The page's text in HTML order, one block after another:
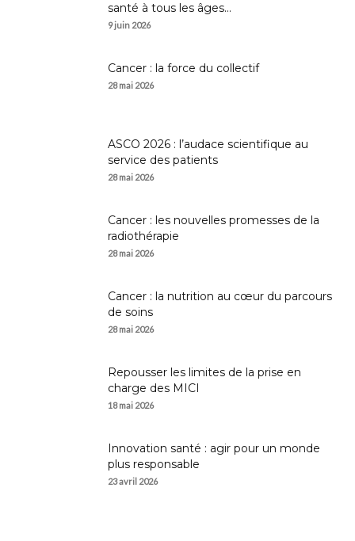
santé à tous les âges...
9 juin 2026
Cancer : la force du collectif
28 mai 2026
ASCO 2026 : l’audace scientifique au
service des patients
28 mai 2026
Cancer : les nouvelles promesses de la
radiothérapie
28 mai 2026
Cancer : la nutrition au cœur du parcours
de soins
28 mai 2026
Repousser les limites de la prise en
charge des MICI
18 mai 2026
Innovation santé : agir pour un monde
plus responsable
23 avril 2026